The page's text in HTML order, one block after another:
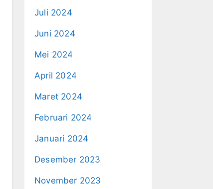
Juli 2024
Juni 2024
Mei 2024
April 2024
Maret 2024
Februari 2024
Januari 2024
Desember 2023
November 2023